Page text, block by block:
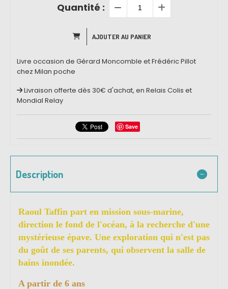
Quantité :
AJOUTER AU PANIER
Livre occasion de Gérard Moncomble et Frédéric Pillot
chez Milan poche
Livraison offerte dès 30€ d'achat, en Relais Colis et
Mondial Relay
Save
Description
Raoul Taffin part en mission sous-marine,
direction le fond de l'océan, à la recherche d'une
mystérieuse épave. Une exploration qui n'est pas
du goût de ses parents, qui observent la salle de
bains inondée.
A partir de 6 ans